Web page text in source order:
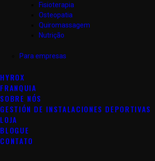
Fisioterapia
Osteopatia
Quiromassagem
Nutrição
Para empresas
HYROX
FRANQUIA
SOBRE NÓS
GESTIÓN DE INSTALACIONES DEPORTIVAS
LOJA
BLOGUE
CONTATO